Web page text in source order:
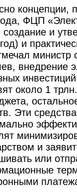
концепции,
ФЦП
создание и
и
министр
внедрение
около 1
Эти
и
или